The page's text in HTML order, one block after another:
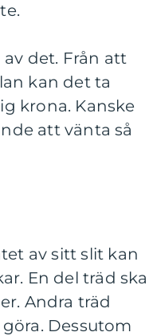
det. Från att
kan det ta
krona. Kanske
att vänta så
av sitt slit kan
En del träd ska
Andra träd
Dessutom